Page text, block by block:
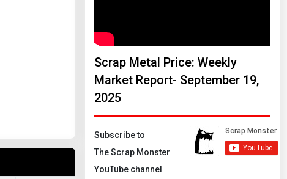
Scrap Metal Price: Weekly
Market Report- September 19,
2025
Subscribe to
The Scrap Monster
YouTube channel